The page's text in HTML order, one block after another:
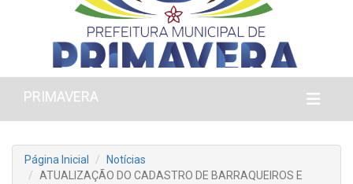
PRIMAVERA
Página Inicial
Notícias
ATUALIZAÇÃO DO CADASTRO DE BARRAQUEIROS E